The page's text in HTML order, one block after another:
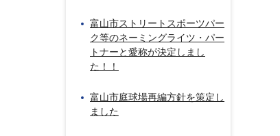
富山市ストリートスポーツパー
ク等のネーミングライツ・パー
トナーと愛称が決定しまし
た！！
富山市庭球場再編方針を策定し
ました